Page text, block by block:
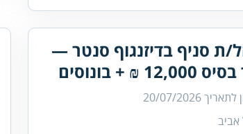
ת סניף בדיזנגוף סנטר —
₪ + בונוסים
לתאריך20/07/2026
אביב